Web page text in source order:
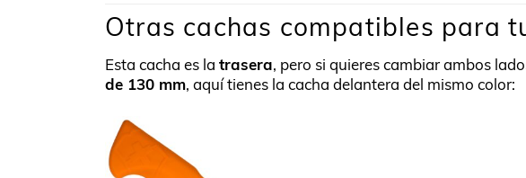
Otras cachas compatibles para
Esta cacha es la trasera, pero si quieres cambiar ambos
de 130 mm, aquí tienes la cacha delantera del mismo color: